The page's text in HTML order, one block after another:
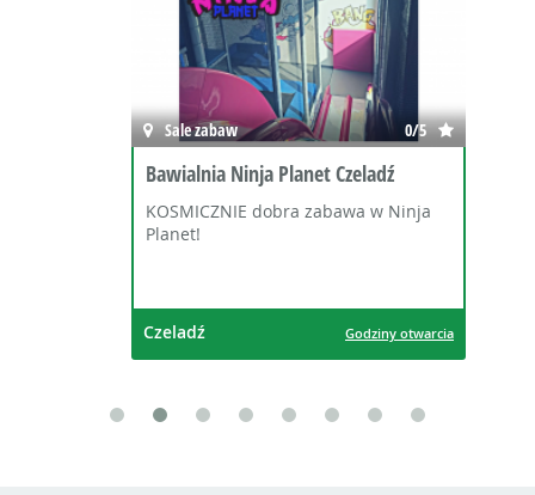
Sale zabaw 0/5
Bawialnia Ninja Planet Czeladź
KOSMICZNIE dobra zabawa w Ninja
Planet!
Czeladź Godziny otwarcia